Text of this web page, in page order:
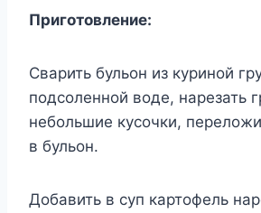
Приготовление:
Сварить бульон из куриной
подсоленной воде, нарезать
небольшие кусочки,
в бульон.
Добавить в суп картофель